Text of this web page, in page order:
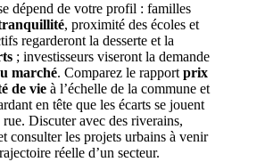
dépend de votre profil : familles
, proximité des écoles et
regarderont la desserte et la
; investisseurs viseront la demande
marché. Comparez le rapport prix
de vie à l’échelle de la commune et
en tête que les écarts se jouent
Discuter avec des riverains,
consulter les projets urbains à venir
réelle d’un secteur.